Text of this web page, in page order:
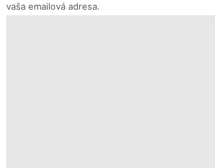
vaša emailová adresa.